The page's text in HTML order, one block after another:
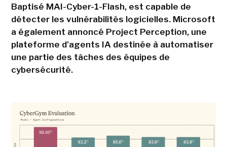
Baptisé MAI-Cyber-1-Flash, est capable de
détecter les vulnérabilités logicielles. Microsoft
a également annoncé Project Perception, une
plateforme d'agents IA destinée à automatiser
une partie des tâches des équipes de
cybersécurité.